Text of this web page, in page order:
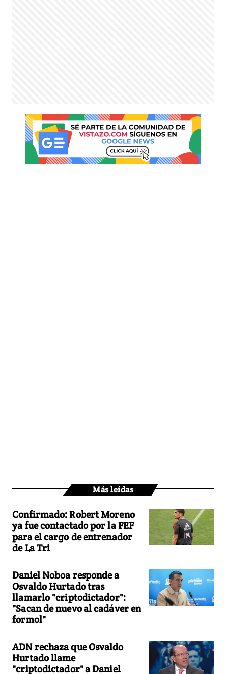
Más leídas
Confirmado: Robert Moreno
ya fue contactado por la FEF
para el cargo de entrenador
de La Tri
Daniel Noboa responde a
Osvaldo Hurtado tras
llamarlo "criptodictador":
"Sacan de nuevo al cadáver en
formol"
ADN rechaza que Osvaldo
Hurtado llame
"criptodictador" a Daniel